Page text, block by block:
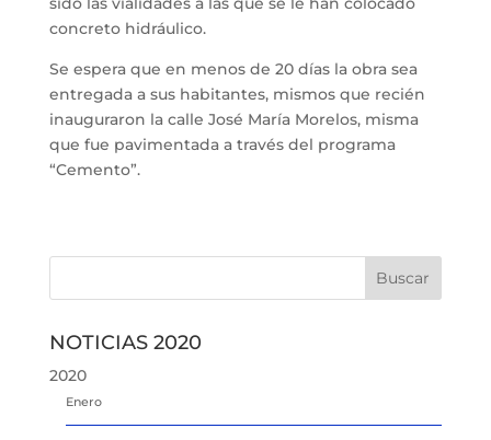
concreto hidráulico.
Se espera que en menos de 20 días la obra sea
entregada a sus habitantes, mismos que recién
inauguraron la calle José María Morelos, misma
que fue pavimentada a través del programa
“Cemento”.
NOTICIAS 2020
2020
Enero